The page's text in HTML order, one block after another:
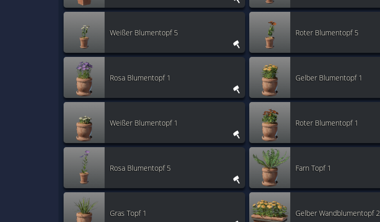
Weißer Blumentopf 5 Roter Blumentopf 5
Rosa Blumentopf 1 Gelber Blumentopf 1
Weißer Blumentopf 1 Roter Blumentopf 1
Rosa Blumentopf 5 Farn Topf 1
Gras Topf 1 Gelber Wandblumentopf 2